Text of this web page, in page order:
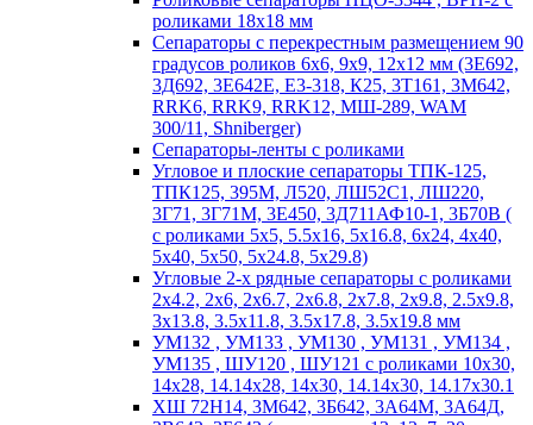
роликами 18х18 мм
Сепараторы с перекрестным размещением 90
градусов роликов 6х6, 9х9, 12х12 мм (3Е692,
3Д692, 3Е642Е, Е3-318, К25, 3Т161, 3М642,
RRK6, RRK9, RRK12, МШ-289, WAM
300/11, Shniberger)
Сепараторы-ленты с роликами
Угловое и плоские сепараторы ТПК-125,
ТПК125, 395М, Л520, ЛШ52С1, ЛШ220,
3Г71, 3Г71М, 3Е450, 3Д711АФ10-1, 3Б70В (
с роликами 5х5, 5.5х16, 5х16.8, 6х24, 4х40,
5х40, 5х50, 5х24.8, 5х29.8)
Угловые 2-х рядные сепараторы с роликами
2х4.2, 2х6, 2х6.7, 2х6.8, 2х7.8, 2х9.8, 2.5х9.8,
3х13.8, 3.5х11.8, 3.5х17.8, 3.5х19.8 мм
УМ132 , УМ133 , УМ130 , УМ131 , УМ134 ,
УМ135 , ШУ120 , ШУ121 с роликами 10х30,
14х28, 14.14х28, 14х30, 14.14х30, 14.17х30.1
ХШ 72Н14, 3М642, 3Б642, 3А64М, 3А64Д,